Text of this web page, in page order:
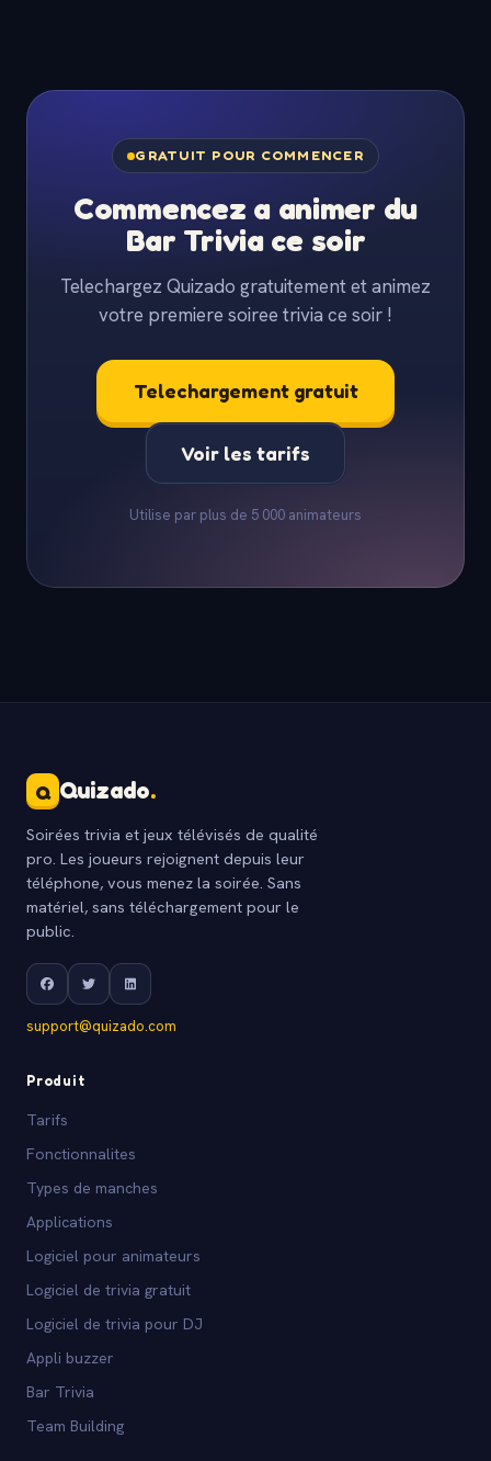
GRATUIT POUR COMMENCER
Commencez a animer du
Bar Trivia ce soir
Telechargez Quizado gratuitement et animez
votre premiere soiree trivia ce soir !
Telechargement gratuit
Voir les tarifs
Utilise par plus de 5 000 animateurs
Q Quizado.
Soirées trivia et jeux télévisés de qualité
pro. Les joueurs rejoignent depuis leur
téléphone, vous menez la soirée. Sans
matériel, sans téléchargement pour le
public.
support@quizado.com
Produit
Tarifs
Fonctionnalites
Types de manches
Applications
Logiciel pour animateurs
Logiciel de trivia gratuit
Logiciel de trivia pour DJ
Appli buzzer
Bar Trivia
Team Building